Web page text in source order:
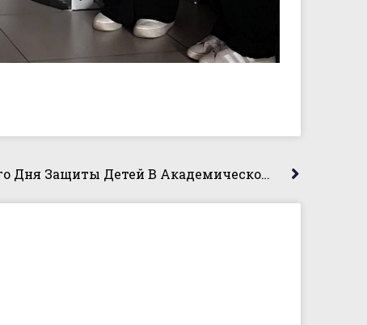
В Рамках Международного Дня Защиты Детей В Академическом Колледже Состоялось Мероприятие Для Ребятишек Общества Помощи Детям Имени Л.С. Выготского